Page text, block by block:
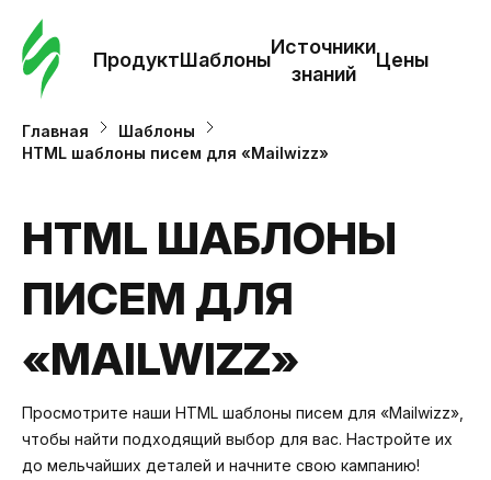
ПродуктШаблоны
Источники
знаний
Цены
Главная
Шаблоны
HTML шаблоны писем для «Mailwizz»
HTML ШАБЛОНЫ
ПИСЕМ ДЛЯ
«MAILWIZZ»
Просмотрите наши HTML шаблоны писем для «Mailwizz»,
чтобы найти подходящий выбор для вас. Настройте их
до мельчайших деталей и начните свою кампанию!